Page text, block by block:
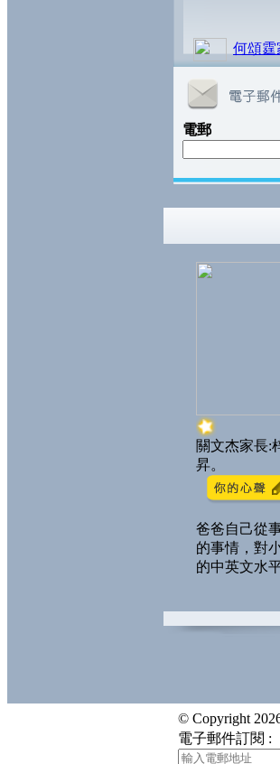
何頌霆
電郵
關文杰家長:
昇。
爸爸自己從
的事情，對
的中英文水
© Copyright
電子郵件訂閱 :